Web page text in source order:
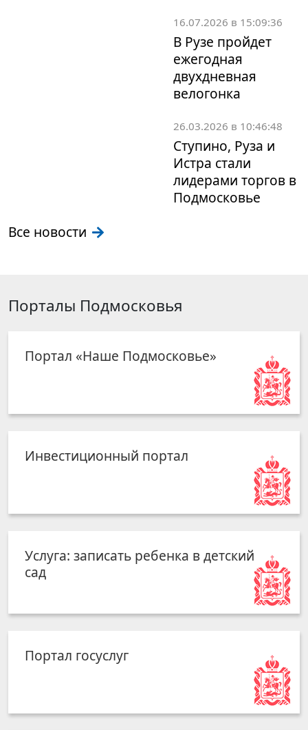
16.07.2026 в 15:09:36
В Рузе пройдет
ежегодная
двухдневная
велогонка
26.03.2026 в 10:46:48
Ступино, Руза и
Истра стали
лидерами торгов в
Подмосковье
Все новости
Порталы Подмосковья
Портал «Наше Подмосковье»
Инвестиционный портал
Услуга: записать ребенка в детский
сад
Портал госуслуг